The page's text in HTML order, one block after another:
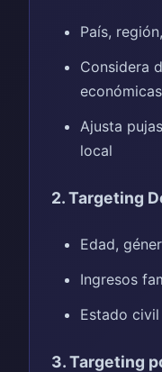
País,
Considera
económicas
Ajusta
local
2. Targeting
Edad,
Ingresos
Estado
3. Targeting